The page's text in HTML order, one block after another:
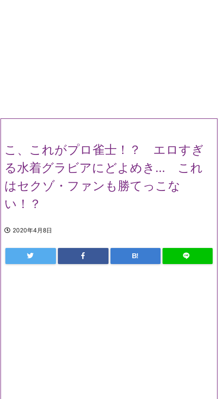
こ、これがプロ雀士！？ エロすぎ
る水着グラビアにどよめき… これ
はセクゾ・ファンも勝てっこな
い！？
2020年4月8日
B!